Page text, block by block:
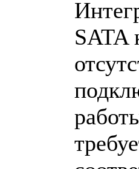
SATA